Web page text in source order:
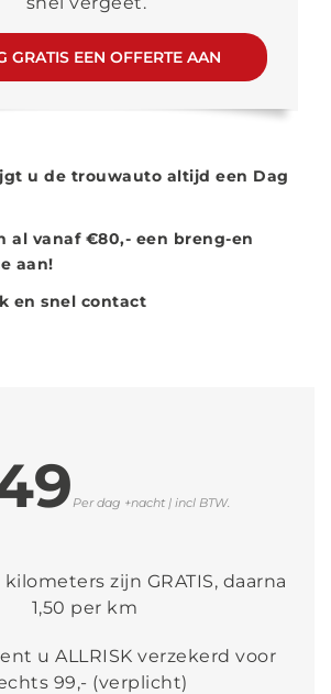
GRATIS EEN OFFERTE AAN
u de trouwauto altijd een Dag
al vanaf €80,- een breng-en
aan!
en snel contact
Per dag +nacht | incl BTW.
zijn GRATIS, daarna
1,50 per km
u ALLRISK verzekerd voor
99,- (verplicht)